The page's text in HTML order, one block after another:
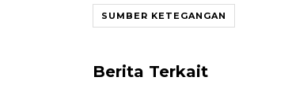
SUMBER KETEGANGAN
Berita Terkait